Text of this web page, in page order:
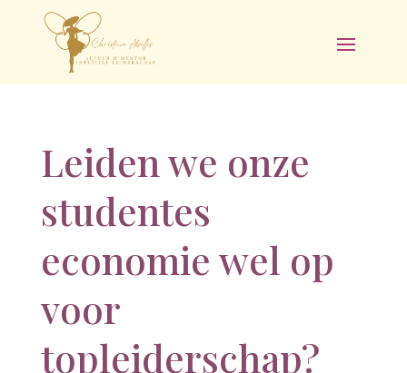
Leiden we onze
studentes
economie wel op
voor
topleiderschap?